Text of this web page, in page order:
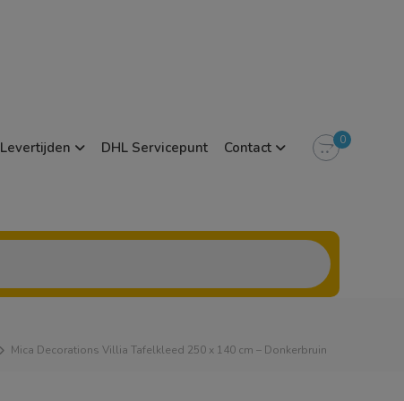
Levertijden DHL Servicepunt Contact 0
Mica Decorations Villia Tafelkleed 250 x 140 cm – Donkerbruin